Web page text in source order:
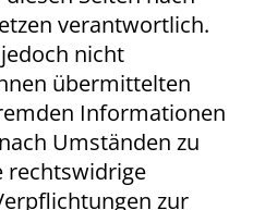
verantwortlich.
nicht
übermittelten
Informationen
Umständen zu
rechtswidrige
zur